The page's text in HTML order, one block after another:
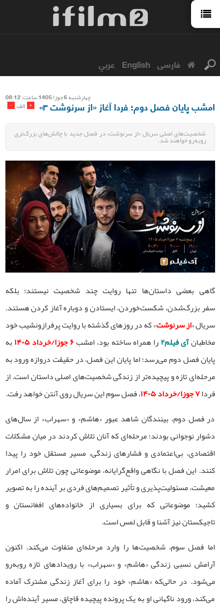
فارسی English عربي
چهارشنبه 6 جوزا 1405 ساعت: 08:12
- الف + امشب پایان فصل دوم؛ فردا آغاز «از سرنوشت ۳»
شخصیت‌های اصلی سریال «از سرنوشت» در فصل جدید با چالش‌های بزرگ‌تری
روبه‌رو خواهند شد.
گاهی بعضی داستان‌ها تنها روایت چند شخصیت نیستند؛ بلکه
سفر بزرگ‌شدن، شکست‌خوردن، ایستادن و دوباره آغاز کردن‌ هستند.
سریال «از سرنوشت» که در روزهای گذشته با روایت پرفرازونشیب خود
مخاطبانآی فیلم۲ را همراه ساخته بود، امشب۶ جوزا/خرداد ۱۴۰۵
به
پایان فصل دوم می‌رسد؛ اما پایان این فصل، در حقیقت دروازه ورود به
مرحله‌ای تازه و پیچیده‌تر از زندگی شخصیت‌های اصلی داستان است. از
فردا۷ جوزا/خرداد ۱۴۰۵
، فصل سوم این سریال روی آنتن خواهد رفت.
در فصل دوم، بینندگان شاهد عبور «هاشم» و «سهراب» از سال‌های
دشوار نوجوانی بودند؛ مرحله‌ای که آنان تلاش کردند در میان مشکلات
اقتصادی، بی‌اعتمادی و فشارهای زندگی، مسیر مستقل خود را پیدا
کنند. این فصل با نگاهی واقع‌گرایانه، موضوعاتی چون تلاش برای امرار
معیشت، مسئولیت‌پذیری و تأثیر تصمیم‌های فردی بر آینده را به تصویر
کشید؛ موضوعاتی که برای بسیاری از خانواده‌های افغانستان و
تاجیکستان نیز آشنا و قابل لمس است.
اما فصل سوم، شخصیت‌ها را وارد مرحله‌ای متفاوت می‌کند. اکنون
آرامش نسبی زندگی «هاشم» و «سهراب» با رویدادهای تازه روبه‌رو
می‌شود. در حالی‌که «هاشم» خود را برای آغاز زندگی مشترک آماده
می‌کند، ورود ناگهانی او به یک پرونده پیچیده قاچاق، مسیر آینده‌اش را